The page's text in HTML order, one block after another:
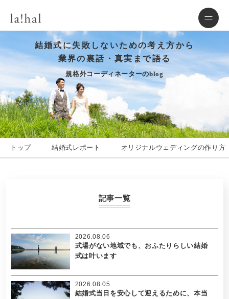
結婚式に失敗しないための考え方から
業界の裏話・真実まで語る
規格外コーディネーターのblog
トップ 結婚式レポート オリジナルウェディングの作り方
記事一覧
式場がない地域でも、おふたりらしい結婚
式は叶います
2026.08.06
結婚式当日を安心して迎えるために、本当
2026.08.05